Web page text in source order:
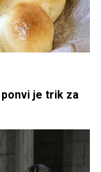
je trik za